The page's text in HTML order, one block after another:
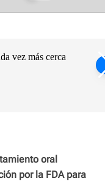
c
vez más cerca
oral
por la FDA para